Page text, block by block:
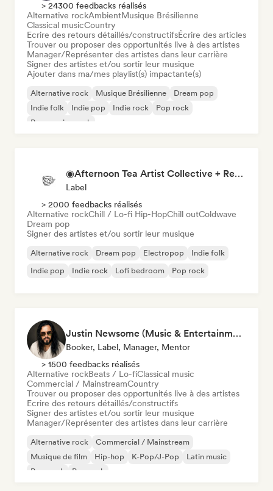
> 24300 feedbacks réalisés
Alternative rockAmbientMusique Brésilienne
Classical musicCountry
Ecrire des retours détaillés/constructifsÉcrire des articles
Trouver ou proposer des opportunités live à des artistes
Manager/Représenter des artistes dans leur carrière
Signer des artistes et/ou sortir leur musique
Ajouter dans ma/mes playlist(s) impactante(s)
Alternative rock Musique Brésilienne
Dream pop
Indie folk
Indie pop Indie rock
Pop rock
Progressive rock
◉Afternoon Tea Artist Collective + Record Label◉
Label
> 2000 feedbacks réalisés
Alternative rockChill / Lo-fi Hip-HopChill outColdwave
Dream pop
Signer des artistes et/ou sortir leur musique
Alternative rock Dream pop Electropop
Indie folk
Indie pop
Indie rock Lofi bedroom Pop rock
Justin Newsome (Music & Entertainment Executive | A&R, Artist Development & Partnerships | Applied AI & Systems Strategy)
Booker, Label, Manager, Mentor
> 1500 feedbacks réalisés
Alternative rockBeats / Lo-fiClassical music
Commercial / MainstreamCountry
Trouver ou proposer des opportunités live à des artistes
Ecrire des retours détaillés/constructifs
Signer des artistes et/ou sortir leur musique
Manager/Représenter des artistes dans leur carrière
Alternative rock
Commercial / Mainstream
Musique de film
Hip-hop K-Pop/J-Pop
Latin music
Pop punk
Pop rock